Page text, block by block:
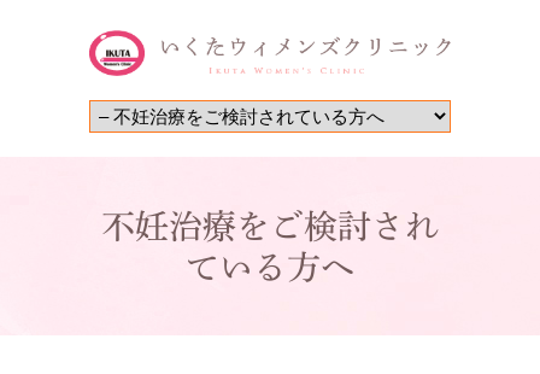
不妊治療をご検討され
ている方へ